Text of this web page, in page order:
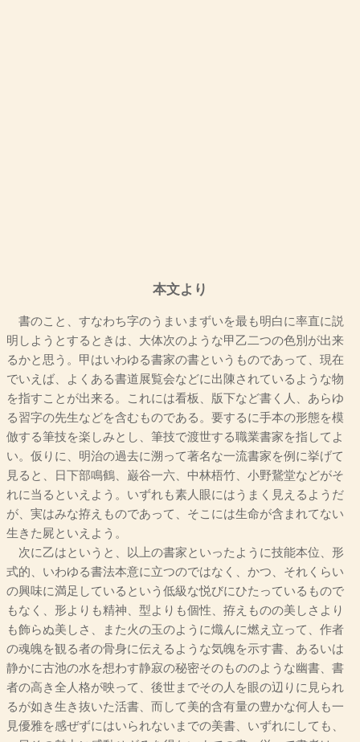
本文より
書のこと、すなわち字のうまいまずいを最も明白に率直に説
明しようとするときは、大体次のような甲乙二つの色別が出来
るかと思う。甲はいわゆる書家の書というものであって、現在
でいえば、よくある書道展覧会などに出陳されているような物
を指すことが出来る。これには看板、版下など書く人、あらゆ
る習字の先生などを含むものである。要するに手本の形態を模
倣する筆技を楽しみとし、筆技で渡世する職業書家を指してよ
い。仮りに、明治の過去に溯って著名な一流書家を例に挙げて
見ると、日下部鳴鶴、巌谷一六、中林梧竹、小野鵞堂などがそ
れに当るといえよう。いずれも素人眼にはうまく見えるようだ
が、実はみな拵えものであって、そこには生命が含まれてない
生きた屍といえよう。
次に乙はというと、以上の書家といったように技能本位、形
式的、いわゆる書法本意に立つのではなく、かつ、それくらい
の興味に満足しているという低級な悦びにひたっているもので
もなく、形よりも精神、型よりも個性、拵えものの美しさより
も飾らぬ美しさ、また火の玉のように熾んに燃え立って、作者
の魂魄を観る者の骨身に伝えるような気魄を示す書、あるいは
静かに古池の水を想わす静寂の秘密そのもののような幽書、書
者の高き全人格が映って、後世までその人を眼の辺りに見られ
るが如き生き抜いた活書、而して美的含有量の豊かな何人も一
見優雅を感ぜずにはいられないまでの美書、いずれにしても、